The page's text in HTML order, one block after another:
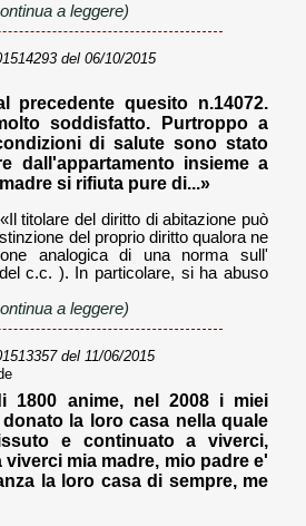
a leggere)
del 06/10/2015
precedente quesito n.14072.
soddisfatto. Purtroppo a
di salute sono stato
dall'appartamento insieme a
si rifiuta pure di...»
«Il titolare del diritto di abitazione può
del proprio diritto qualora ne
analogica di una norma sull'
c.c. ). In particolare, si ha abuso
a leggere)
del 11/06/2015
1800 anime, nel 2008 i miei
la loro casa nella quale
e continuato a viverci,
mia madre, mio padre e'
la loro casa di sempre, me